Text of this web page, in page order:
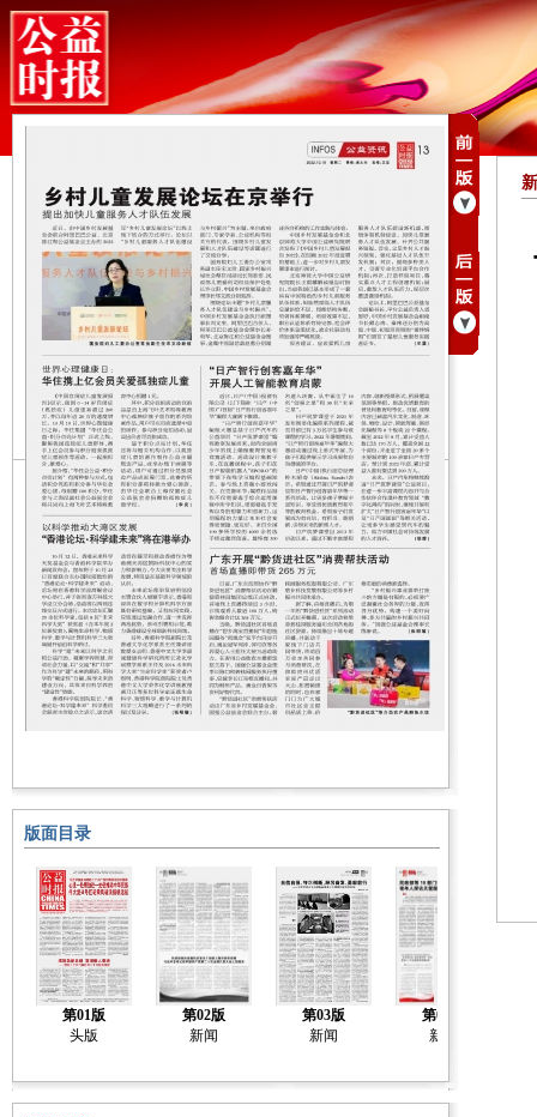
版面目录
第01版
头版
第02版
新闻
第03版
新闻
第04版
新闻